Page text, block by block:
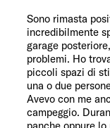
Sono rimasta
incredibilmente
garage
problemi. Ho
piccoli spazi di
una o due
Avevo con me
campeggio.